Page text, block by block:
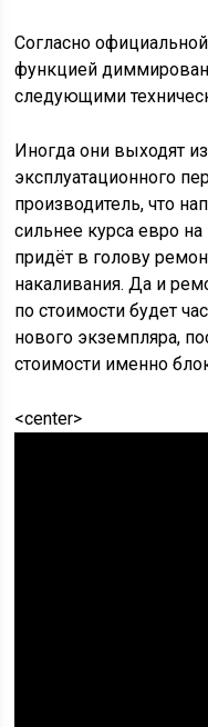
Согласно
функцией
следующими
Иногда они выходят
эксплуатационного
производитель, что
сильнее курса евро
придёт в голову
накаливания. Да и
по стоимости будет
нового экземпляра,
стоимости именно
<center>